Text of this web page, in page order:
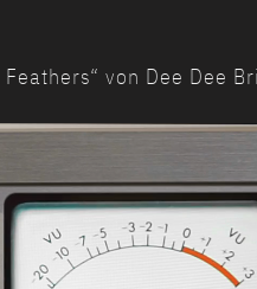
von Dee Dee